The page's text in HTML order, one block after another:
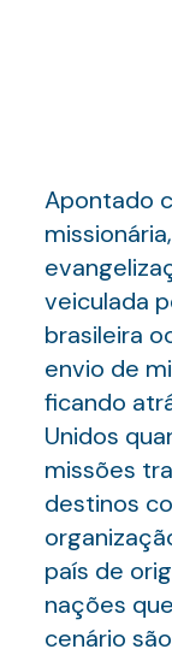
Apontado
veiculada
brasileira
envio de
ficando
Unidos
missões
destinos
país de
nações
cenário